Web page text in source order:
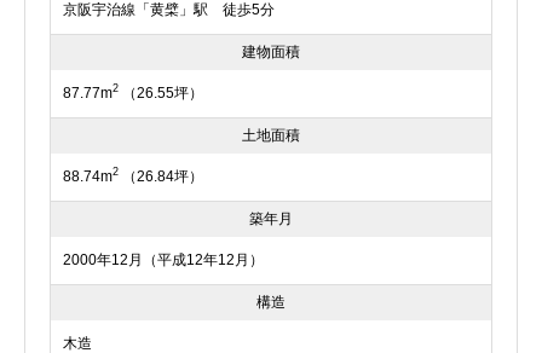
京阪宇治線「黄檗」駅 徒歩5分
建物面積
87.77m2 （26.55坪）
土地面積
88.74m2 （26.84坪）
築年月
2000年12月（平成12年12月）
構造
木造